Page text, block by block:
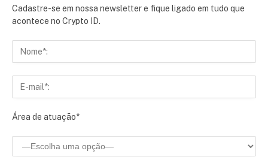
Cadastre-se em nossa newsletter e fique ligado em tudo que
acontece no Crypto ID.
Área de atuação*